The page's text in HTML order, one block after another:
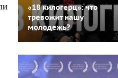
«18 килогерц»: что
тревожит нашу
молодежь?